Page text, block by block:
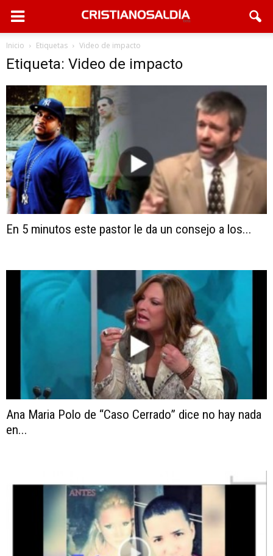
Inicio Etiquetas Video de impacto
Etiqueta: Video de impacto
En 5 minutos este pastor le da un consejo a los...
Ana Maria Polo de “Caso Cerrado” dice no hay nada
en...